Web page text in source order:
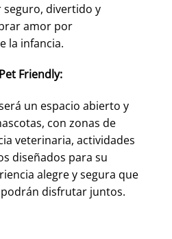
seguro, divertido y
amor por
la infancia.
Friendly:
un espacio abierto y
con zonas de
veterinaria, actividades
diseñados para su
alegre y segura que
disfrutar juntos.